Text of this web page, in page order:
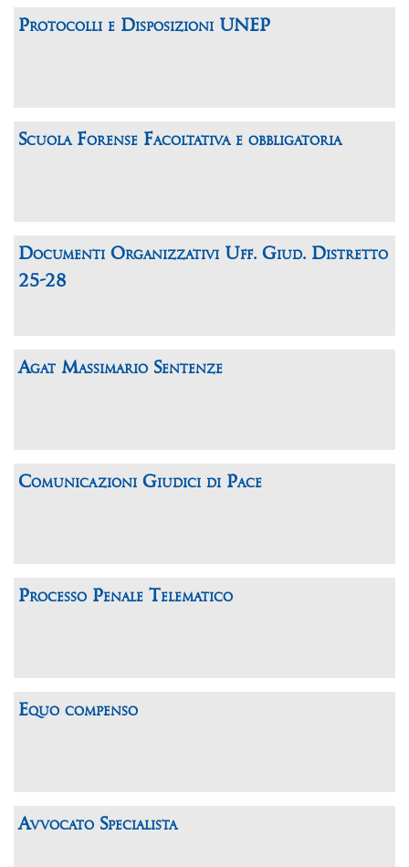
Protocolli e Disposizioni UNEP
Scuola Forense Facoltativa e obbligatoria
Documenti Organizzativi Uff. Giud. Distretto
25-28
Agat Massimario Sentenze
Comunicazioni Giudici di Pace
Processo Penale Telematico
Equo compenso
Avvocato Specialista